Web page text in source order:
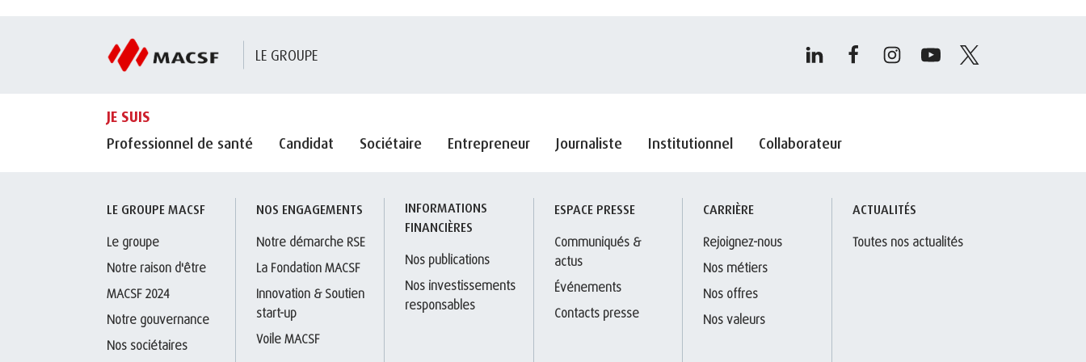
LE GROUPE
JE SUIS
Professionnel de santé
Candidat Sociétaire Entrepreneur Journaliste Institutionnel Collaborateur
LE GROUPE MACSF
Le groupe
Notre raison d'être
MACSF 2024
Notre gouvernance
Nos sociétaires
NOS ENGAGEMENTS
Notre démarche RSE
La Fondation MACSF
Innovation & Soutien
start-up
Voile MACSF
INFORMATIONS
FINANCIÈRES
Nos publications
Nos investissements
responsables
ESPACE PRESSE
Communiqués &
actus
Événements
Contacts presse
CARRIÈRE
Rejoignez-nous
Nos métiers
Nos offres
Nos valeurs
ACTUALITÉS
Toutes nos actualités